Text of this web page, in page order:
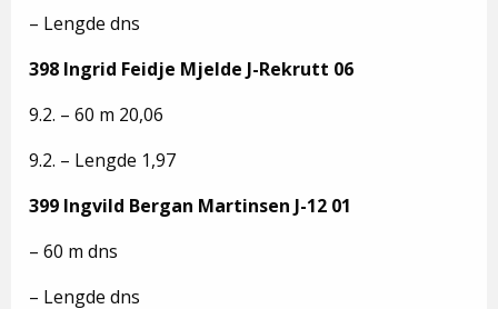
– Lengde dns
398 Ingrid Feidje Mjelde J-Rekrutt 06
9.2. – 60 m 20,06
9.2. – Lengde 1,97
399 Ingvild Bergan Martinsen J-12 01
– 60 m dns
– Lengde dns